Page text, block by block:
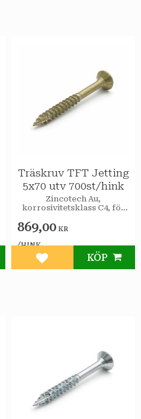
Träskruv TFT Jetting
5x70 utv 700st/hink
Zincotech Au,
korrosivitetsklass C4, för
869,00 KR
/HINK
Lägg till i favoriter
KÖP